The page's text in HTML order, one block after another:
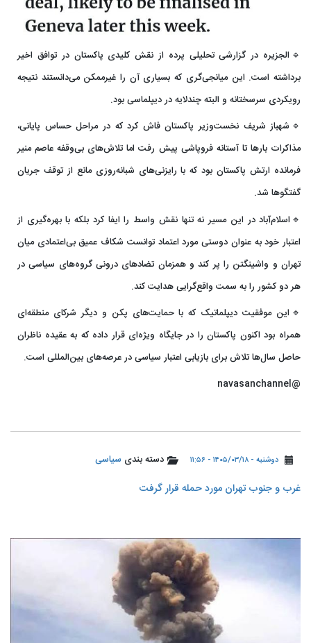
🔹الجزیره در گزارشی تحلیلی پرده از نقش کلیدی پاکستان در توافق اخیر
برداشته است. این میانجی‌گری که بسیاری آن را غیرممکن می‌دانستند نتیجه
رویکردی سرسختانه و البته چندلایه در دیپلماسی بود.
🔹شهباز شریف نخست‌وزیر پاکستان فاش کرد که در مراحل حساس پایانی،
مذاکرات بارها تا آستانه فروپاشی پیش رفت اما تلاش‌های بی‌وقفه عاصم منیر
فرمانده ارتش پاکستان بود که با رایزنی‌های شبانه‌روزی مانع از توقف جریان
گفتگوها شد.
🔹اسلام‌آباد در این مسیر نه تنها نقش واسط را ایفا کرد بلکه با بهره‌گیری از
اعتبار خود به عنوان دوستی مورد اعتماد توانست شکاف عمیق بی‌اعتمادی میان
تهران و واشینگتن را پر کند و همزمان تضادهای درونی گروه‌های سیاسی در
هر دو کشور را به سمت واقع‌گرایی هدایت کند.
🔹این موفقیت دیپلماتیک که با حمایت‌های پکن و دیگر شرکای منطقه‌ای
همراه بود اکنون پاکستان را در جایگاه ویژه‌ای قرار داده که به عقیده ناظران
حاصل سال‌ها تلاش برای بازیابی اعتبار سیاسی در عرصه‌های بین‌المللی است.
@navasanchannel
دوشنبه - ۱۴۰۵/۰۳/۱۸ - ۱۱:۵۶ دسته بندی سیاسی
غرب و جنوب تهران مورد حمله قرار گرفت